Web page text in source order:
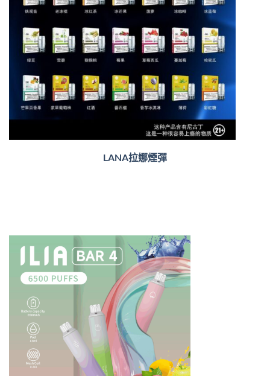
LANA拉娜煙彈